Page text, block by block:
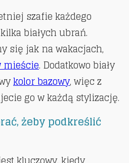
szafie każdego
białych ubrań.
się jak na wakacjach,
mieście. Dodatkowo biały
kolor bazowy, więc z
go w każdą stylizację.
żeby podkreślić